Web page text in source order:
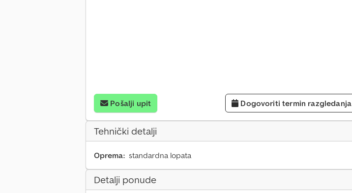
Pošalji upit Dogovoriti termin razgledanja
Tehnički detalji
Oprema: standardna lopata
Detalji ponude